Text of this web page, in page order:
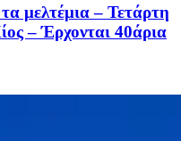
μελτέμια – Τετάρτη
– Έρχονται 40άρια